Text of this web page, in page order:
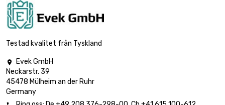
Testad kvalitet från Tyskland

Evek GmbH
Neckarstr. 39
45478 Mülheim an der Ruhr
Germany